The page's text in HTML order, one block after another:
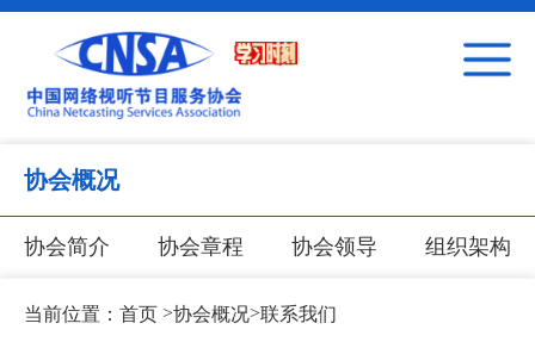
协会概况
协会简介 协会章程 协会领导 组织架构
当前位置： 首页 >协会概况>联系我们